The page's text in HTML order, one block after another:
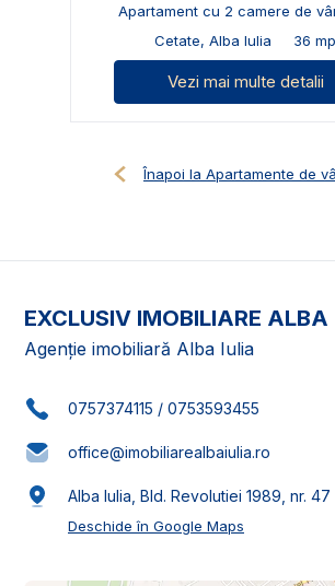
Apartament cu 2 camere de
Cetate, Alba Iulia
36 mp
Vezi mai multe detalii
Înapoi la Apartamente de
EXCLUSIV IMOBILIARE ALBA
Agenție imobiliară Alba Iulia
0757374115 / 0753593455
office@imobiliarealbaiulia.ro
Alba Iulia, Bld. Revolutiei 1989, nr. 47
Deschide în Google Maps